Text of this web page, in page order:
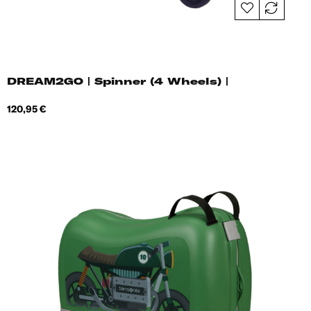
DREAM2GO | Spinner (4 Wheels) |
Hind
120,95 €